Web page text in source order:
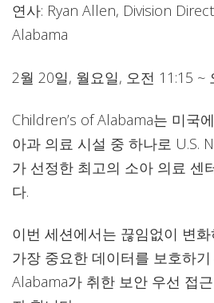
연사: Ryan Allen, Division
Alabama
2월 20일, 월요일, 오전 11:15 ~
Children’s of Alabama는 미국
아과 의료 시설 중 하나로 U.S.
가 선정한 최고의 소아 의료 센
다.
이번 세션에서는 끊임없이 변
가장 중요한 데이터를 보호하
Alabama가 취한 보안 우선 접